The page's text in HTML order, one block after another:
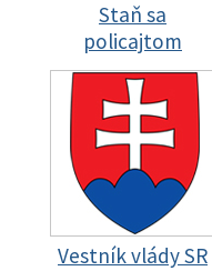
Staň sa
policajtom
Vestník vlády SR